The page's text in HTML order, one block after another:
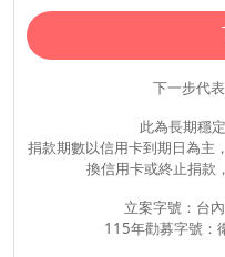
下一步代
此為長期穩
捐款期數以信用卡到期日為主
換信用卡或終止捐款
立案字號：台
115年勸募字號